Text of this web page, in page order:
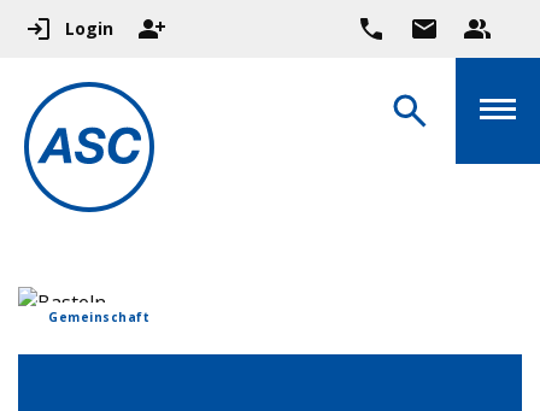
Login
Gemeinschaft